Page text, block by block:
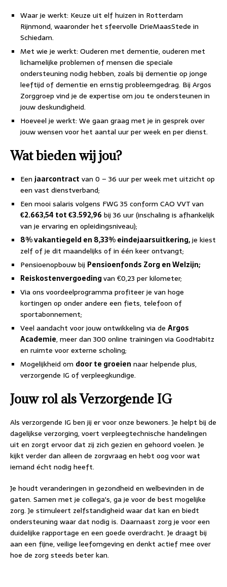
Waar je werkt: Keuze uit elf huizen in Rotterdam
Rijnmond, waaronder het sfeervolle DrieMaasStede in
Schiedam.
Met wie je werkt: Ouderen met dementie, ouderen met
lichamelijke problemen of mensen die speciale
ondersteuning nodig hebben, zoals bij dementie op jonge
leeftijd of dementie en ernstig probleemgedrag. Bij Argos
Zorggroep vind je de expertise om jou te ondersteunen in
jouw deskundigheid.
Hoeveel je werkt: We gaan graag met je in gesprek over
jouw wensen voor het aantal uur per week en per dienst.
Wat bieden wij jou?
Een jaarcontract van 0 – 36 uur per week met uitzicht op
een vast dienstverband;
Een mooi salaris volgens FWG 35 conform CAO VVT van
€2.663,54 tot €3.592,96 bij 36 uur (inschaling is afhankelijk
van je ervaring en opleidingsniveau);
8% vakantiegeld en 8,33% eindejaarsuitkering,je kiest
zelf of je dit maandelijks of in één keer ontvangt;
Pensioenopbouw bij Pensioenfonds Zorg en Welzijn;
Reiskostenvergoedingvan €0,23 per kilometer;
Via ons voordeelprogramma profiteer je van hoge
kortingen op onder andere een fiets, telefoon of
sportabonnement;
Veel aandacht voor jouw ontwikkeling via de Argos
Academie, meer dan 300 online trainingen via GoodHabitz
en ruimte voor externe scholing;
Mogelijkheid om door te groeien naar helpende plus,
verzorgende IG of verpleegkundige.
Jouw rol als Verzorgende IG
Als verzorgende IG ben jij er voor onze bewoners. Je helpt bij de
dagelijkse verzorging, voert verpleegtechnische handelingen
uit en zorgt ervoor dat zij zich gezien en gehoord voelen. Je
kijkt verder dan alleen de zorgvraag en hebt oog voor wat
iemand écht nodig heeft.
Je houdt veranderingen in gezondheid en welbevinden in de
gaten. Samen met je collega's, ga je voor de best mogelijke
zorg. Je stimuleert zelfstandigheid waar dat kan en biedt
ondersteuning waar dat nodig is. Daarnaast zorg je voor een
duidelijke rapportage en een goede overdracht. Je draagt bij
aan een fijne, veilige leefomgeving en denkt actief mee over
hoe de zorg steeds beter kan.